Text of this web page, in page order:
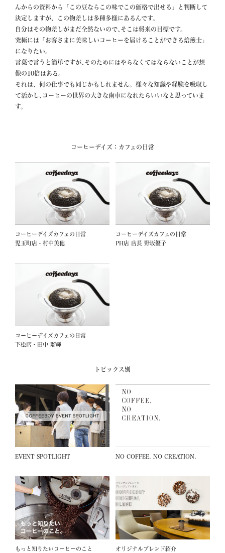
んからの資料から「この豆ならこの味でこの価格で出せる」と判断して
決定しますが、この物差しは多種多様にあるんです。
自分はその物差しがまだ全然ないので､そこは将来の目標です。
究極には「お客さまに美味しいコーヒーを届けることができる焙煎士」
になりたい。
言葉で言うと簡単ですが､そのためにはやらなくてはならないことが想
像の10倍はある。
それは、何の仕事でも同じかもしれません。様々な知識や経験を吸収し
て活かし､コーヒーの世界の大きな歯車になれたらいいなと思っていま
す。
コーヒーデイズ：カフェの日常
コーヒーデイズカフェの日常
児玉町店・村中美穂
コーヒーデイズカフェの日常
PH店 店長 野坂優子
コーヒーデイズカフェの日常
下松店・田中 瑠輝
トピックス別
EVENT SPOTLIGHT NO COFFEE. NO CREATION.
もっと知りたいコーヒーのこと オリジナルブレンド紹介